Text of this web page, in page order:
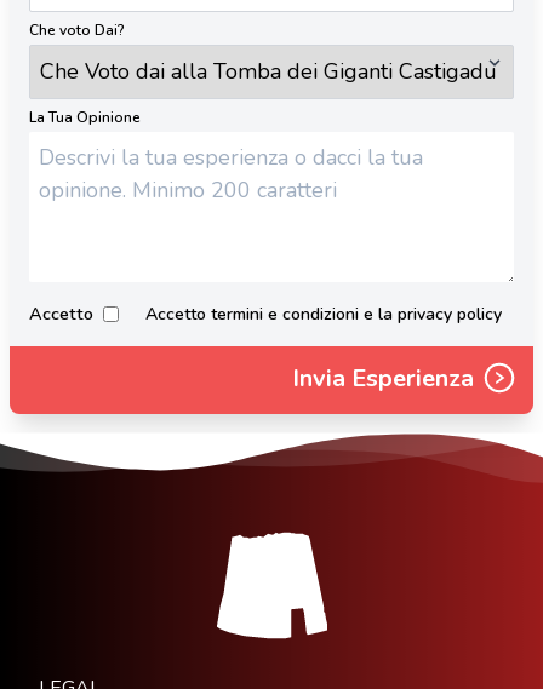
Che voto Dai?
La Tua Opinione
Accetto Accetto termini e condizioni e la privacy policy
Invia Esperienza